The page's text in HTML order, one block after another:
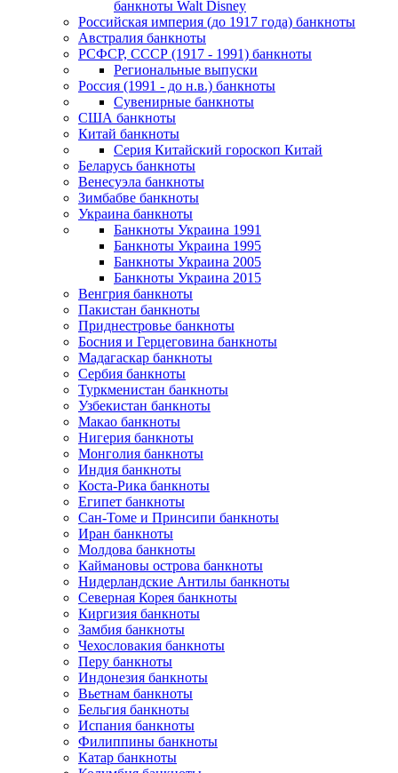
банкноты Walt Disney
Российская империя (до 1917 года) банкноты
Австралия банкноты
РСФСР, СССР (1917 - 1991) банкноты
Региональные выпуски
Россия (1991 - до н.в.) банкноты
Сувенирные банкноты
США банкноты
Китай банкноты
Серия Китайский гороскоп Китай
Беларусь банкноты
Венесуэла банкноты
Зимбабве банкноты
Украина банкноты
Банкноты Украина 1991
Банкноты Украина 1995
Банкноты Украина 2005
Банкноты Украина 2015
Венгрия банкноты
Пакистан банкноты
Приднестровье банкноты
Босния и Герцеговина банкноты
Мадагаскар банкноты
Сербия банкноты
Туркменистан банкноты
Узбекистан банкноты
Макао банкноты
Нигерия банкноты
Монголия банкноты
Индия банкноты
Коста-Рика банкноты
Египет банкноты
Сан-Томе и Принсипи банкноты
Иран банкноты
Молдова банкноты
Каймановы острова банкноты
Нидерландские Антилы банкноты
Северная Корея банкноты
Киргизия банкноты
Замбия банкноты
Чехословакия банкноты
Перу банкноты
Индонезия банкноты
Вьетнам банкноты
Бельгия банкноты
Испания банкноты
Филиппины банкноты
Катар банкноты